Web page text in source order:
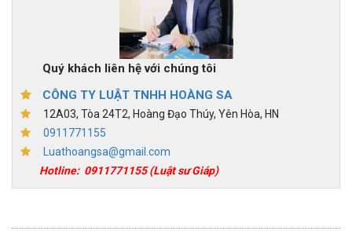
Quý khách liên hệ với chúng tôi
CÔNG TY LUẬT TNHH HOÀNG SA
12A03, Tòa 24T2, Hoàng Đạo Thúy, Yên Hòa, HN
0911771155
Luathoangsa@gmail.com
Hotline: 0911771155(Luật sư Giáp)